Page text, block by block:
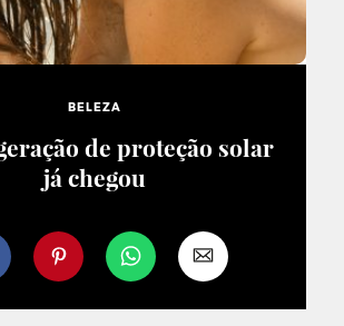
BELEZA
de proteção solar
já chegou